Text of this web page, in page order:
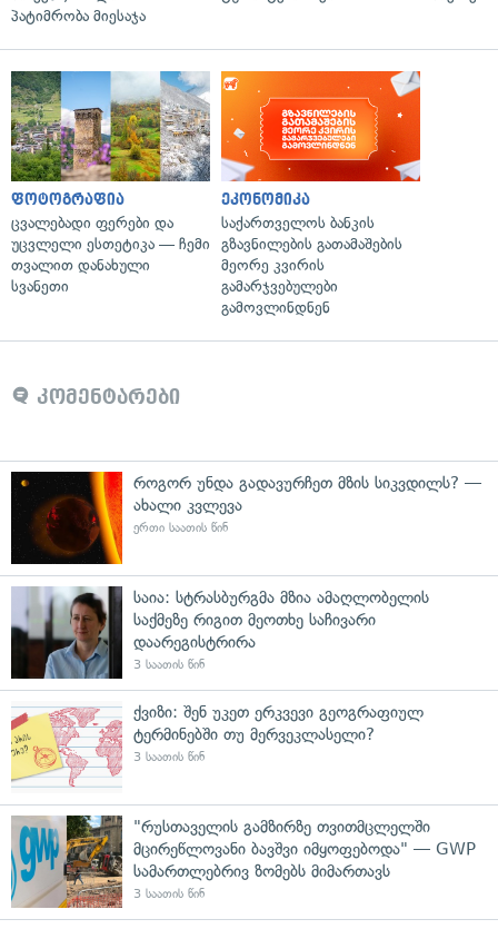
პატიმრობა მიესაჯა
ფოტოგრაფია
ცვალებადი ფერები და
უცვლელი ესთეტიკა — ჩემი
თვალით დანახული
სვანეთი
ეკონომიკა
საქართველოს ბანკის
გზავნილების გათამაშების
მეორე კვირის
გამარჯვებულები
გამოვლინდნენ
კომენტარები
როგორ უნდა გადავურჩეთ მზის სიკვდილს? —
ახალი კვლევა
ერთი საათის წინ
საია: სტრასბურგმა მზია ამაღლობელის
საქმეზე რიგით მეოთხე საჩივარი
დაარეგისტრირა
3 საათის წინ
ქვიზი: შენ უკეთ ერკვევი გეოგრაფიულ
ტერმინებში თუ მერვეკლასელი?
3 საათის წინ
"რუსთაველის გამზირზე თვითმცლელში
მცირეწლოვანი ბავშვი იმყოფებოდა" — GWP
სამართლებრივ ზომებს მიმართავს
3 საათის წინ